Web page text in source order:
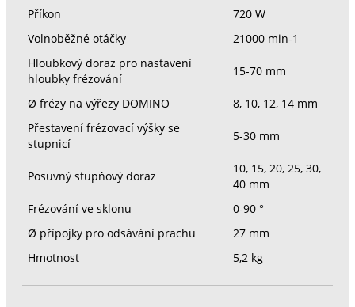
Příkon
720 W
Volnoběžné otáčky
21000 min-1
Hloubkový doraz pro nastavení
hloubky frézování
15-70 mm
Ø frézy na výřezy DOMINO
8, 10, 12, 14 mm
Přestavení frézovací výšky se
stupnicí
5-30 mm
Posuvný stupňový doraz
10, 15, 20, 25, 30,
40 mm
Frézování ve sklonu
0-90 °
Ø přípojky pro odsávání prachu
27 mm
Hmotnost
5,2 kg